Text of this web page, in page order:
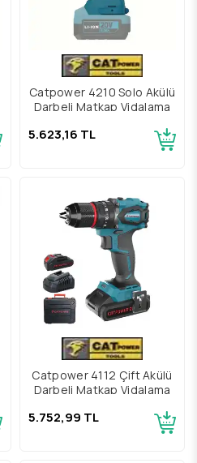
Catpower 4210 Solo Akülü
Darbeli Matkap Vidalama
5.623,16 TL
Catpower 4112 Çift Akülü
Darbeli Matkap Vidalama
5.752,99 TL